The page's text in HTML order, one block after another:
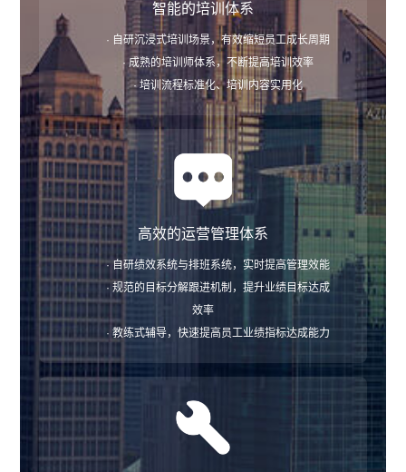
智能的培训体系
· 自研沉浸式培训场景，有效缩短员工成长周期
· 成熟的培训师体系，不断提高培训效率
· 培训流程标准化、培训内容实用化
高效的运营管理体系
· 自研绩效系统与排班系统，实时提高管理效能
· 规范的目标分解跟进机制，提升业绩目标达成
效率
· 教练式辅导，快速提高员工业绩指标达成能力